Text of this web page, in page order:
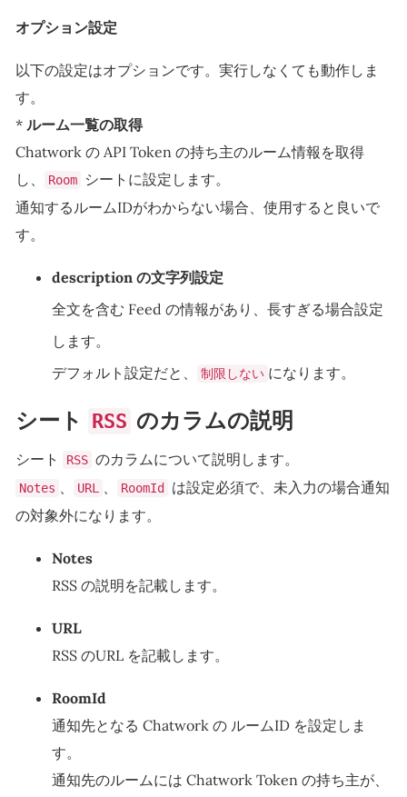
オプション設定
以下の設定はオプションです。実行しなくても動作しま
す。
* ルーム一覧の取得
Chatwork の API Token の持ち主のルーム情報を取得
し、
Room
シートに設定します。
通知するルームIDがわからない場合、使用すると良いで
す。
description の文字列設定
全文を含む Feed の情報があり、長すぎる場合設定
します。
デフォルト設定だと、
制限しない になります。
シート RSS のカラムの説明
シート RSS のカラムについて説明します。
Notes 、 URL 、 RoomId
は設定必須で、未入力の場合通知
の対象外になります。
Notes
RSS の説明を記載します。
URL
RSS のURL を記載します。
RoomId
通知先となる Chatwork の ルームID を設定しま
す。
通知先のルームには Chatwork Token の持ち主が、